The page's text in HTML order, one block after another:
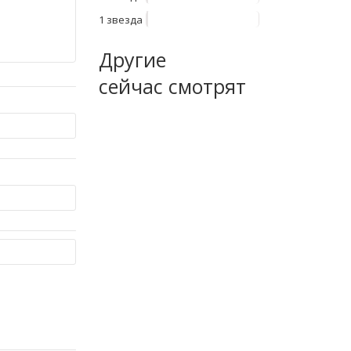
1 звезда
Другие
сейчас смотрят